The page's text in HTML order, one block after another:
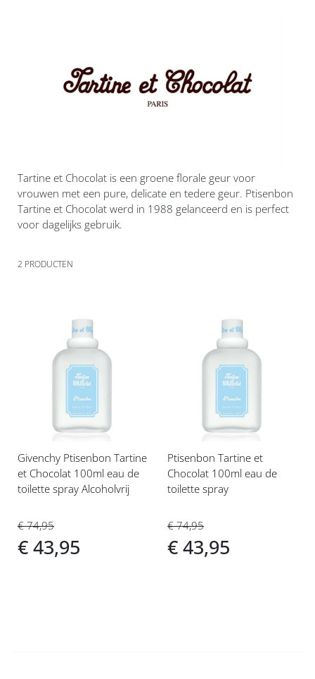
Tartine et Chocolat is een groene florale geur voor
vrouwen met een pure, delicate en tedere geur. Ptisenbon
Tartine et Chocolat werd in 1988 gelanceerd en is perfect
voor dagelijks gebruik.
2 PRODUCTEN
verlanglijst
Givenchy Ptisenbon Tartine
et Chocolat 100ml eau de
toilette spray Alcoholvrij
€ 74,95
€ 43,95
verlanglijst
Ptisenbon Tartine et
Chocolat 100ml eau de
toilette spray
€ 74,95
€ 43,95